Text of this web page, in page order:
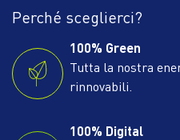
Perché sceglierci?
100% Green
Tutta la nostra
rinnovabili.
100% Digital